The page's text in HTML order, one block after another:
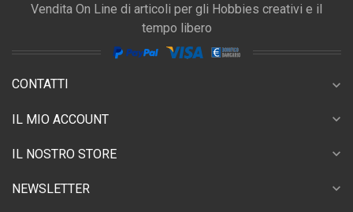
Vendita On Line di articoli per gli Hobbies creativi e il
tempo libero
CONTATTI expand_more
IL MIO ACCOUNT expand_more
IL NOSTRO STORE expand_more
NEWSLETTER expand_more